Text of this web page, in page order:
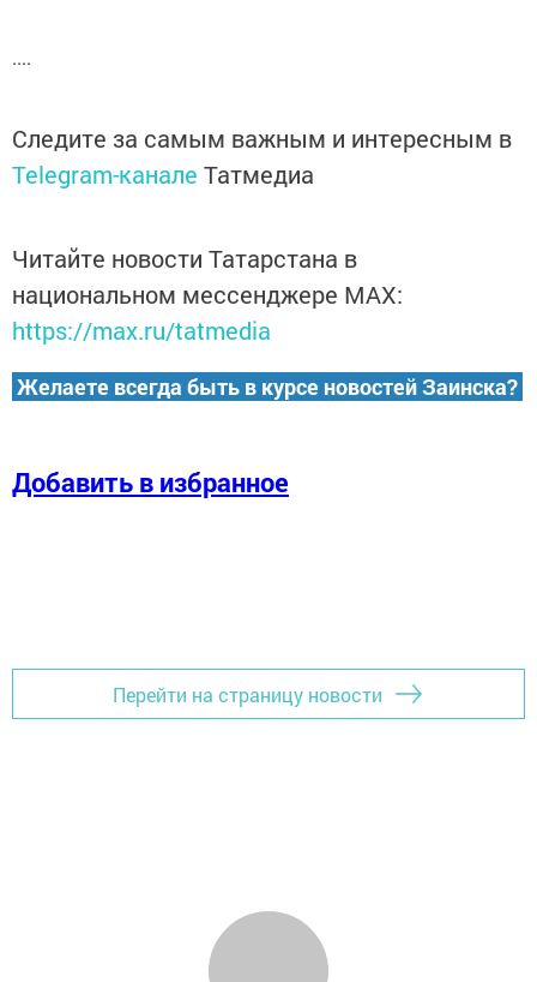
....
Следите за самым важным и интересным в
Telegram-канале Татмедиа
Читайте новости Татарстана в
национальном мессенджере MАХ:
https://max.ru/tatmedia
Желаете всегда быть в курсе новостей Заинска?
Добавить в избранное
Перейти на страницу новости